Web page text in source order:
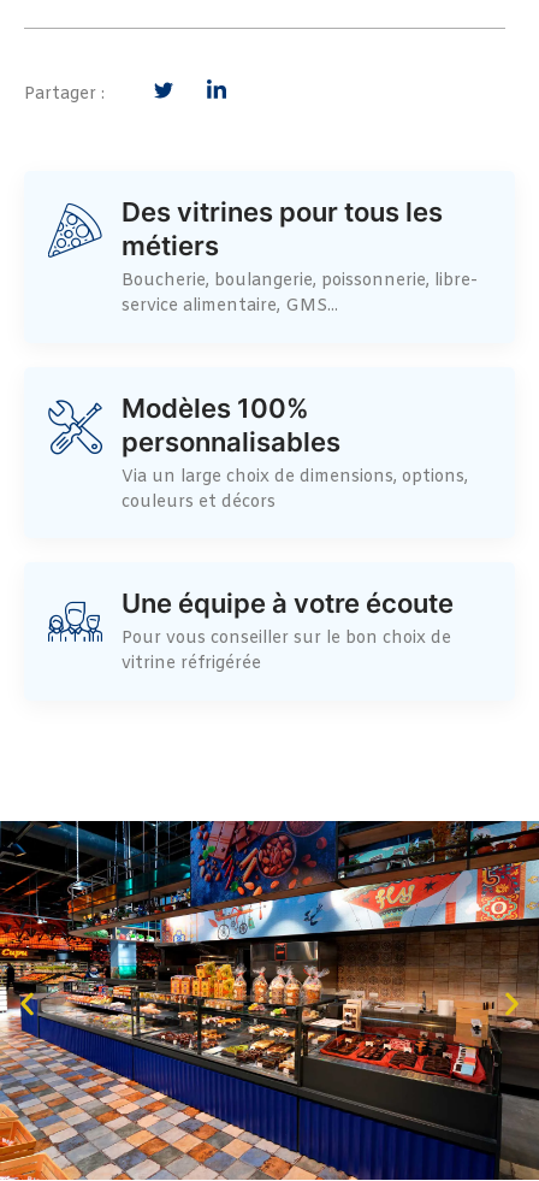
Partager :
Des vitrines pour tous les
métiers
Boucherie, boulangerie, poissonnerie, libre-
service alimentaire, GMS...
Modèles 100%
personnalisables
Via un large choix de dimensions, options,
couleurs et décors
Une équipe à votre écoute
Pour vous conseiller sur le bon choix de
vitrine réfrigérée